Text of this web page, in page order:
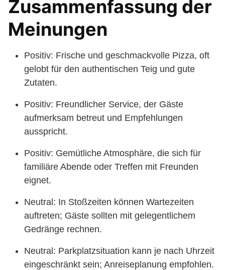
Zusammenfassung der
Meinungen
Positiv: Frische und geschmackvolle Pizza, oft
gelobt für den authentischen Teig und gute
Zutaten.
Positiv: Freundlicher Service, der Gäste
aufmerksam betreut und Empfehlungen
ausspricht.
Positiv: Gemütliche Atmosphäre, die sich für
familiäre Abende oder Treffen mit Freunden
eignet.
Neutral: In Stoßzeiten können Wartezeiten
auftreten; Gäste sollten mit gelegentlichem
Gedränge rechnen.
Neutral: Parkplatzsituation kann je nach Uhrzeit
eingeschränkt sein; Anreiseplanung empfohlen.